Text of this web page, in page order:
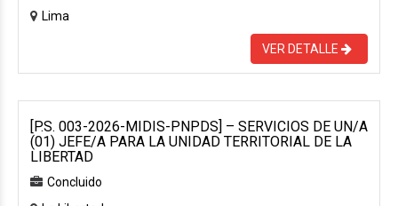
Lima
VER DETALLE
[P.S. 003-2026-MIDIS-PNPDS] – SERVICIOS DE UN/A
(01) JEFE/A PARA LA UNIDAD TERRITORIAL DE LA
LIBERTAD
Concluido